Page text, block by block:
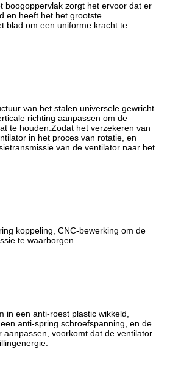
boogoppervlak zorgt het ervoor dat er
en heeft het het grootste
blad om een uniforme kracht te
van het stalen universele gewricht
richting aanpassen om de
te houden.Zodat het verzekeren van
in het proces van rotatie, en
van de ventilator naar het
koppeling, CNC-bewerking om de
te waarborgen
in een anti-roest plastic wikkeld,
anti-spring schroefspanning, en de
aanpassen, voorkomt dat de ventilator